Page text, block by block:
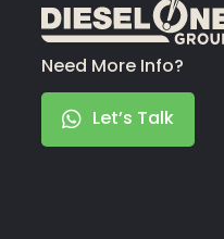
Need More Info?
Let’s Talk